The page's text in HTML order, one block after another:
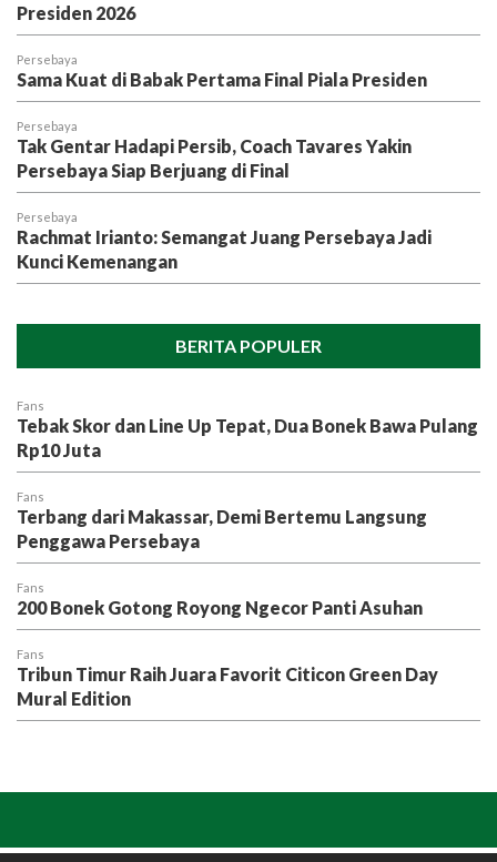
Presiden 2026
Persebaya
Sama Kuat di Babak Pertama Final Piala Presiden
Persebaya
Tak Gentar Hadapi Persib, Coach Tavares Yakin
Persebaya Siap Berjuang di Final
Persebaya
Rachmat Irianto: Semangat Juang Persebaya Jadi
Kunci Kemenangan
BERITA POPULER
Fans
Tebak Skor dan Line Up Tepat, Dua Bonek Bawa Pulang
Rp10 Juta
Fans
Terbang dari Makassar, Demi Bertemu Langsung
Penggawa Persebaya
Fans
200 Bonek Gotong Royong Ngecor Panti Asuhan
Fans
Tribun Timur Raih Juara Favorit Citicon Green Day
Mural Edition